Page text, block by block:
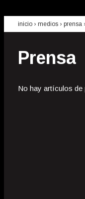
inicio › medios › prensa
Prensa
No hay artículos de